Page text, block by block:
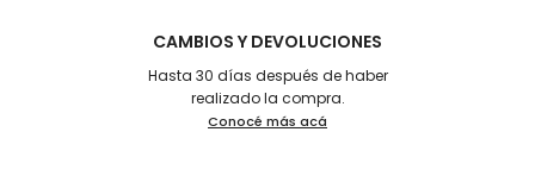
CAMBIOS Y DEVOLUCIONES
Hasta 30 días después de haber
realizado la compra.
Conocé más acá